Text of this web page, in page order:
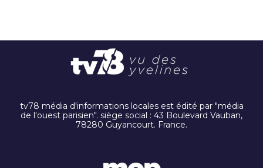
tv78 média d'informations locales est édité par "média
de l'ouest parisien". siège social : 43 Boulevard Vauban,
78280 Guyancourt. France.